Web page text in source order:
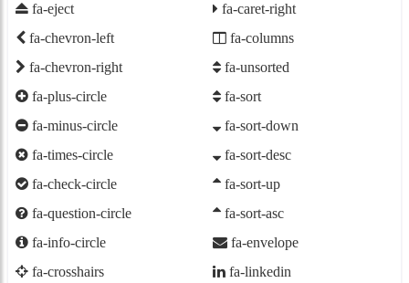
fa-eject
fa-chevron-left
fa-chevron-right
fa-plus-circle
fa-minus-circle
fa-times-circle
fa-check-circle
fa-question-circle
fa-info-circle
fa-crosshairs
fa-caret-right
fa-columns
fa-unsorted
fa-sort
fa-sort-down
fa-sort-desc
fa-sort-up
fa-sort-asc
fa-envelope
fa-linkedin